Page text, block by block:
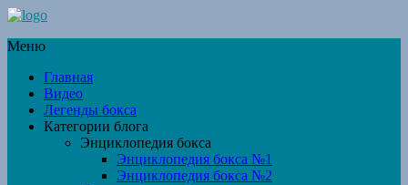
Меню
Главная
Видео
Легенды бокса
Категории блога
Энциклопедия бокса
Энциклопедия бокса №1
Энциклопедия бокса №2